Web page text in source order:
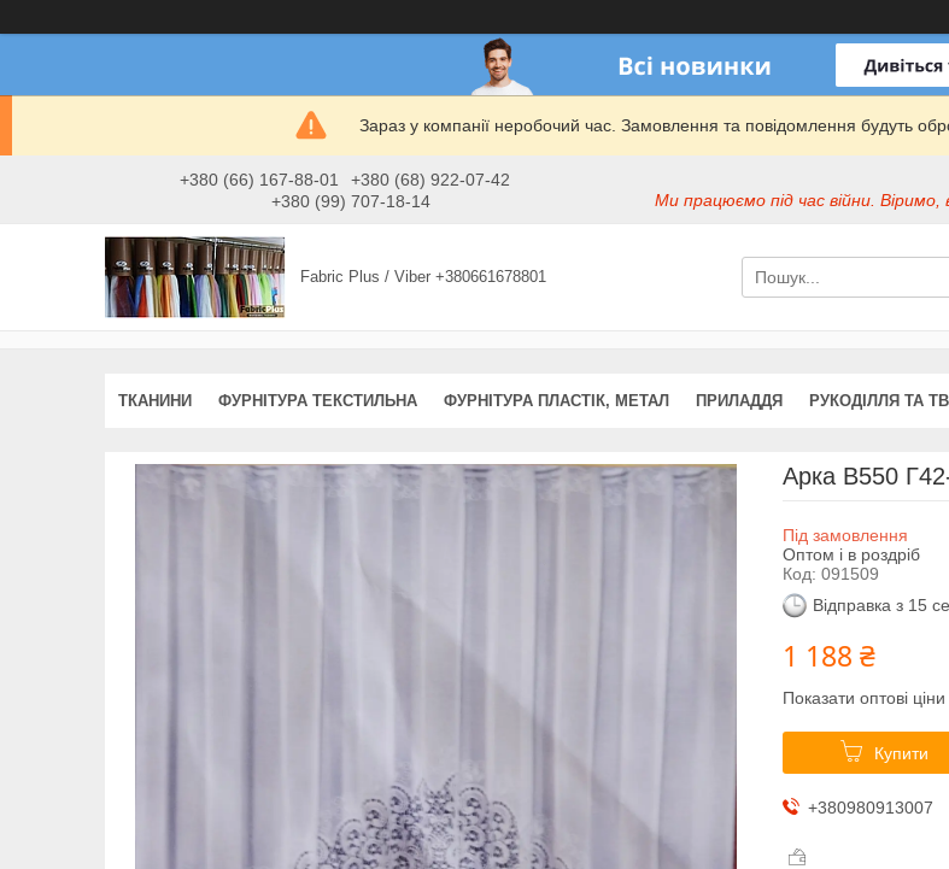
Зараз у компанії неробочий час. Замовлення та повідомлення будуть
+380 (66) 167-88-01
+380 (68) 922-07-42
+380 (99) 707-18-14
Ми працюємо під час війни.
Fabric Plus / Viber +380661678801
ТКАНИНИ ФУРНІТУРА ТЕКСТИЛЬНА ФУРНІТУРА ПЛАСТІК, МЕТАЛ ПРИЛАДДЯ РУКОДІЛЛЯ ТА
Арка В550
Під замовлення
Оптом і в роздріб
Код: 091509
Відправка з 15
1 188 ₴
Показати оптові ціни
Купити
+380980913007